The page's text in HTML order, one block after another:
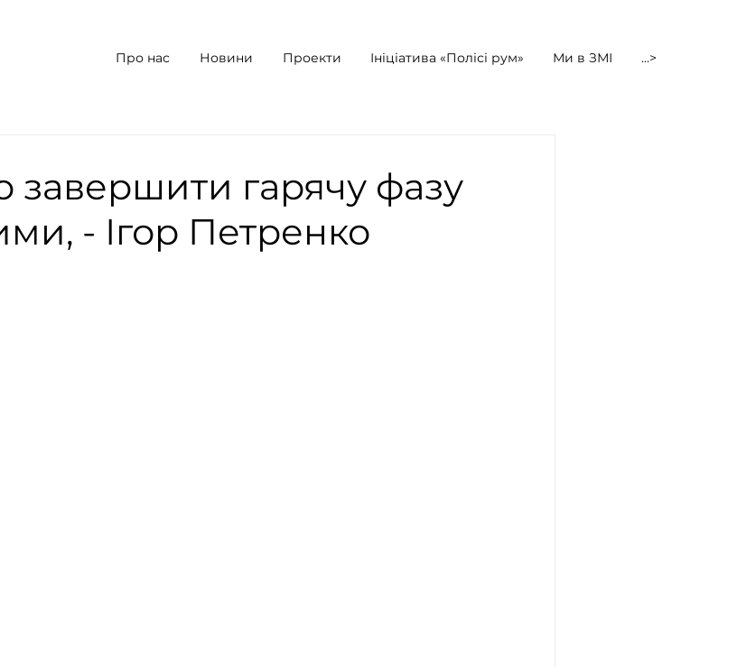
Про нас Новини Проекти Ініціатива «Полісі рум» Ми в ЗМІ ...>
завершити гарячу фазу
- Ігор Петренко